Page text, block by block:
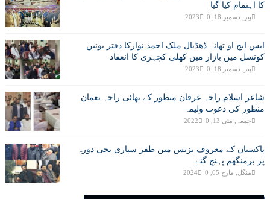
کا اہتمام کیا گیا
پیر, دسمبر 18, 2023 0
ایس ایچ او تھانہ ڈھڈیال ملک احمد نوازکا دفتر یونین
کونسل مین بازار میں کھلی کچہری کا انعقاد
پیر, دسمبر 18, 2023 0
شاعر اسلام راجہ عرفان منظور کے بھائی راجہ نعمان
منظور کی دعوت ولیمہ
جمعہ, مئی 13, 2022 0
پاکستان کے معروف بزنس مین ظفر سپاری نجی دورہ
پر برمنگھم پہنچ گئے
منگل, مارچ 05, 2024 0